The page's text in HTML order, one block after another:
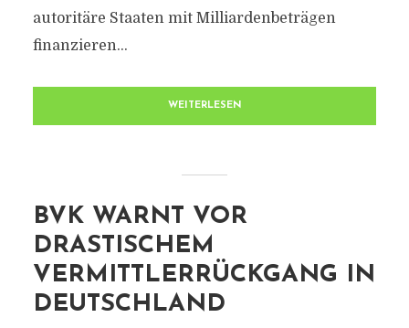
autoritäre Staaten mit Milliardenbeträgen
finanzieren...
WEITERLESEN
BVK WARNT VOR
DRASTISCHEM
VERMITTLERRÜCKGANG IN
DEUTSCHLAND